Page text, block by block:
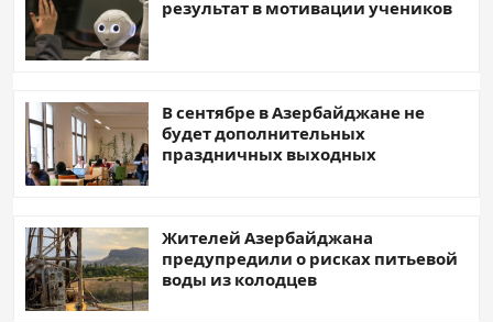
результат в мотивации учеников
В сентябре в Азербайджане не
будет дополнительных
праздничных выходных
Жителей Азербайджана
предупредили о рисках питьевой
воды из колодцев